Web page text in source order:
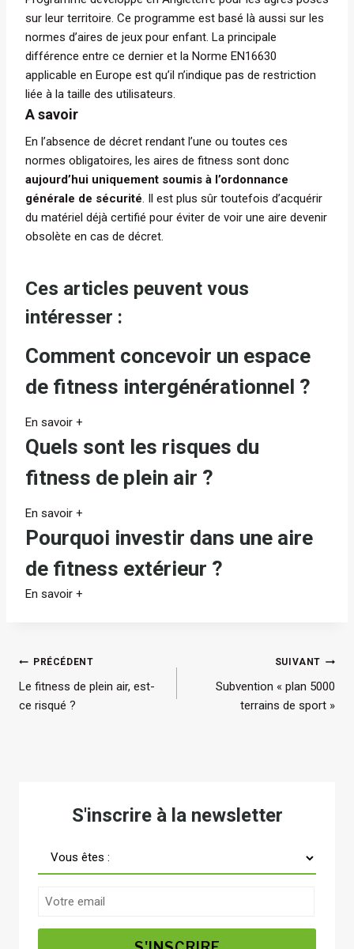
sur leur territoire. Ce programme est basé là aussi sur les
normes d’aires de jeux pour enfant. La principale
différence entre ce dernier et la Norme EN16630
applicable en Europe est qu’il n’indique pas de restriction
liée à la taille des utilisateurs.
A savoir
En l’absence de décret rendant l’une ou toutes ces
normes obligatoires, les aires de fitness sont donc
aujourd’hui uniquement soumis à l’ordonnance
générale de sécurité . Il est plus sûr toutefois d’acquérir
du matériel déjà certifié pour éviter de voir une aire devenir
obsolète en cas de décret.
Ces articles peuvent vous
intéresser :
Comment concevoir un espace
de fitness intergénérationnel ?
En savoir +
Quels sont les risques du
fitness de plein air ?
En savoir +
Pourquoi investir dans une aire
de fitness extérieur ?
En savoir +
Navigation
de
PRÉCÉDENT
Le fitness de plein air, est-
ce risqué ?
SUIVANT
Subvention « plan 5000
terrains de sport »
S'inscrire à la newsletter